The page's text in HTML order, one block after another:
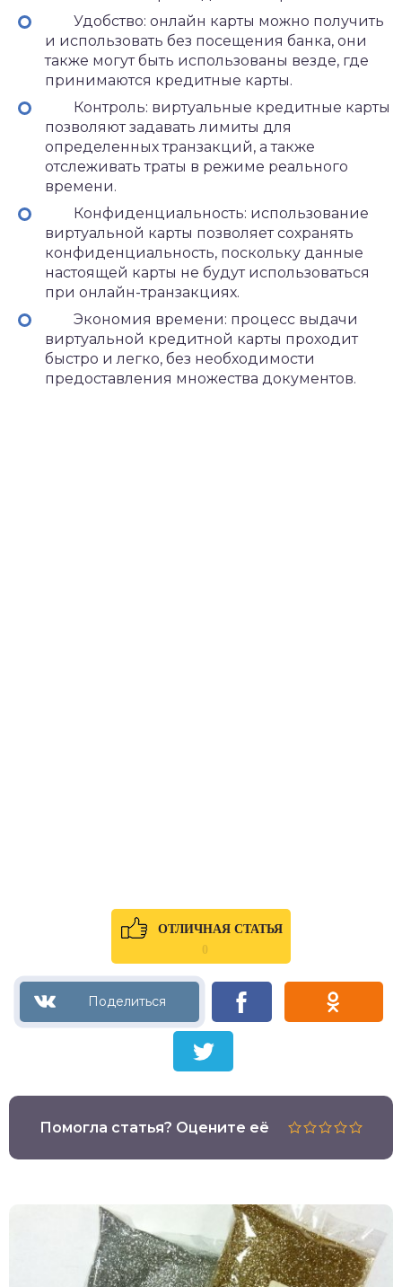
Удобство: онлайн карты можно получить
и использовать без посещения банка, они
также могут быть использованы везде, где
принимаются кредитные карты.
Контроль: виртуальные кредитные карты
позволяют задавать лимиты для
определенных транзакций, а также
отслеживать траты в режиме реального
времени.
Конфиденциальность: использование
виртуальной карты позволяет сохранять
конфиденциальность, поскольку данные
настоящей карты не будут использоваться
при онлайн-транзакциях.
Экономия времени: процесс выдачи
виртуальной кредитной карты проходит
быстро и легко, без необходимости
предоставления множества документов.
ОТЛИЧНАЯ СТАТЬЯ
0
Помогла статья? Оцените её